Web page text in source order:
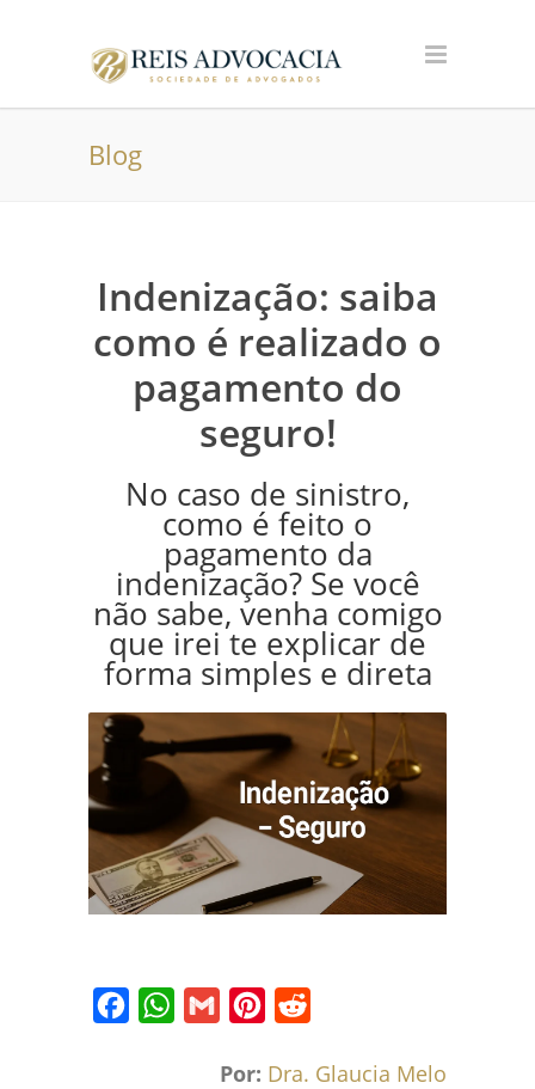
Blog
Indenização: saiba
como é realizado o
pagamento do
seguro!
No caso de sinistro,
como é feito o
pagamento da
indenização? Se você
não sabe, venha comigo
que irei te explicar de
forma simples e direta
FacebookWhatsApp
Gmail Pinterest
Por: Dra. Glaucia Melo